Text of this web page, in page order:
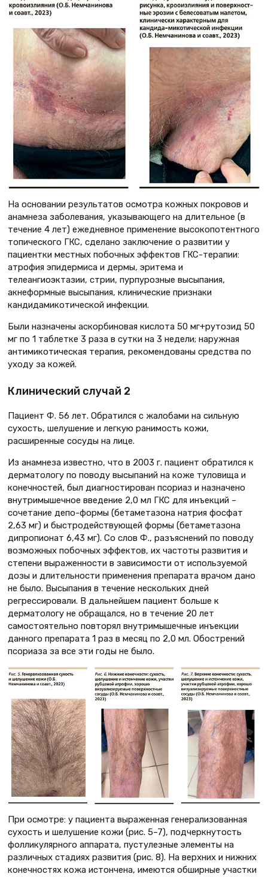
На основании результатов осмотра кожных покровов и
анамнеза заболевания, указывающего на длительное (в
течение 4 лет) ежедневное применение высокопотентного
топического ГКС, сделано заключение о развитии у
пациентки местных побочных эффектов ГКС-терапии:
атрофия эпидермиса и дермы, эритема и
телеангиоэктазии, стрии, пурпурозные высыпания,
акнеформные высыпания, клинические признаки
кандидамикотической инфекции.
Были назначены аскорбиновая кислота 50 мг+рутозид 50
мг по 1 таблетке 3 раза в сутки на 3 недели; наружная
антимикотическая терапия, рекомендованы средства по
уходу за кожей.
Клинический случай 2
Пациент Ф. 56 лет. Обратился с жалобами на сильную
сухость, шелушение и легкую ранимость кожи,
расширенные сосуды на лице.
Из анамнеза известно, что в 2003 г. пациент обратился к
дерматологу по поводу высыпаний на коже туловища и
конечностей, был диагностирован псориаз и назначено
внутримышечное введение 2,0 мл ГКС для инъекций –
сочетание депо-формы (бетаметазона натрия фосфат
2,63 мг) и быстродействующей формы (бетаметазона
дипропионат 6,43 мг). Со слов Ф., разъяснений по поводу
возможных побочных эффектов, их частоты развития и
степени выраженности в зависимости от используемой
дозы и длительности применения препарата врачом дано
не было. Высыпания в течение нескольких дней
регрессировали. В дальнейшем пациент больше к
дерматологу не обращался, но в течение 20 лет
самостоятельно повторял внутримышечные инъекции
данного препарата 1 раз в месяц по 2,0 мл. Обострений
псориаза за все эти годы не было.
При осмотре: у пациента выраженная генерализованная
сухость и шелушение кожи (рис. 5–7), подчеркнутость
фолликулярного аппарата, пустулезные элементы на
различных стадиях развития (рис. 8). На верхних и нижних
конечностях кожа истончена, имеются обширные участки